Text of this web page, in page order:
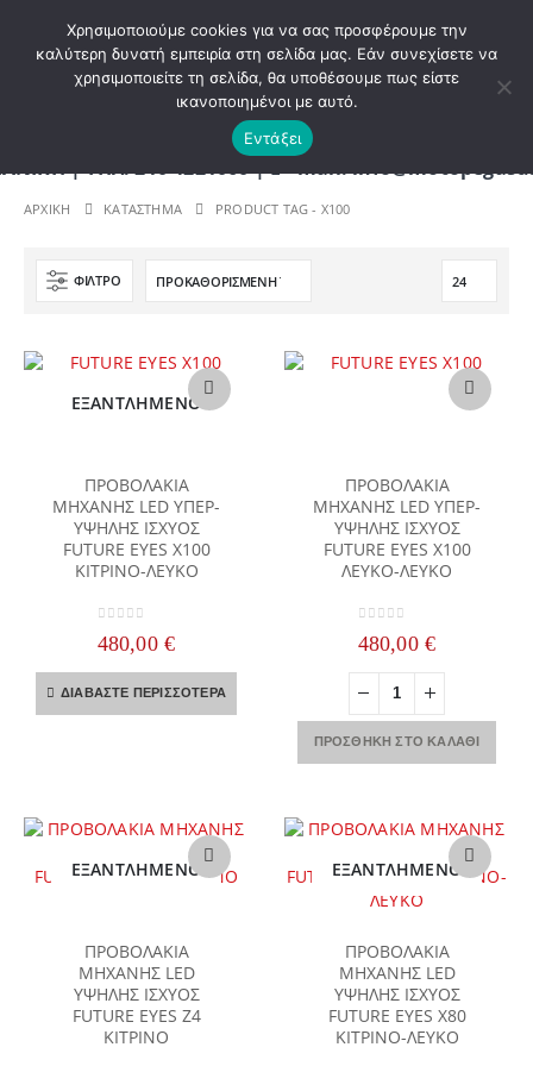
ΚΑΛΩΣ ΗΡΘΑΤΕ ΣΤΟ E-SHOP ΜΟΤΟ ΠΗΓΑΣΟΣ !
210 4221060 | E - mail: info@motopegasus.com |
ΑΡΧΙΚΉ ΚΑΤΆΣΤΗΜΑ PRODUCT TAG - X100
ΦΊΛΤΡΟ
ΕΞΑΝΤΛΗΜΈΝΟ
ΠΡΟΒΟΛΑΚΙΑ
ΜΗΧΑΝΗΣ LED ΥΠΕΡ-
ΥΨΗΛΗΣ ΙΣΧΥΟΣ
FUTURE EYES Χ100
ΚΙΤΡΙΝΟ-ΛΕΥΚΟ
480,00 €
ΔΙΑΒΆΣΤΕ ΠΕΡΙΣΣΌΤΕΡΑ
ΠΡΟΒΟΛΑΚΙΑ
ΜΗΧΑΝΗΣ LED ΥΠΕΡ-
ΥΨΗΛΗΣ ΙΣΧΥΟΣ
FUTURE EYES Χ100
ΛΕΥΚΟ-ΛΕΥΚΟ
480,00 €
ΠΡΟΣΘΉΚΗ ΣΤΟ ΚΑΛΆΘΙ
ΕΞΑΝΤΛΗΜΈΝΟ
ΠΡΟΒΟΛΑΚΙΑ
ΜΗΧΑΝΗΣ LED
ΥΨΗΛΗΣ ΙΣΧΥΟΣ
FUTURE EYES Z4
ΚΙΤΡΙΝΟ
ΕΞΑΝΤΛΗΜΈΝΟ
ΠΡΟΒΟΛΑΚΙΑ
ΜΗΧΑΝΗΣ LED
ΥΨΗΛΗΣ ΙΣΧΥΟΣ
FUTURE EYES Χ80
ΚΙΤΡΙΝΟ-ΛΕΥΚΟ
YOHE CARBON 101 SV
Χρησιμοποιούμε cookies για να σας προσφέρουμε την
καλύτερη δυνατή εμπειρία στη σελίδα μας. Εάν συνεχίσετε να
χρησιμοποιείτε τη σελίδα, θα υποθέσουμε πως είστε
ικανοποιημένοι με αυτό.
Εντάξει